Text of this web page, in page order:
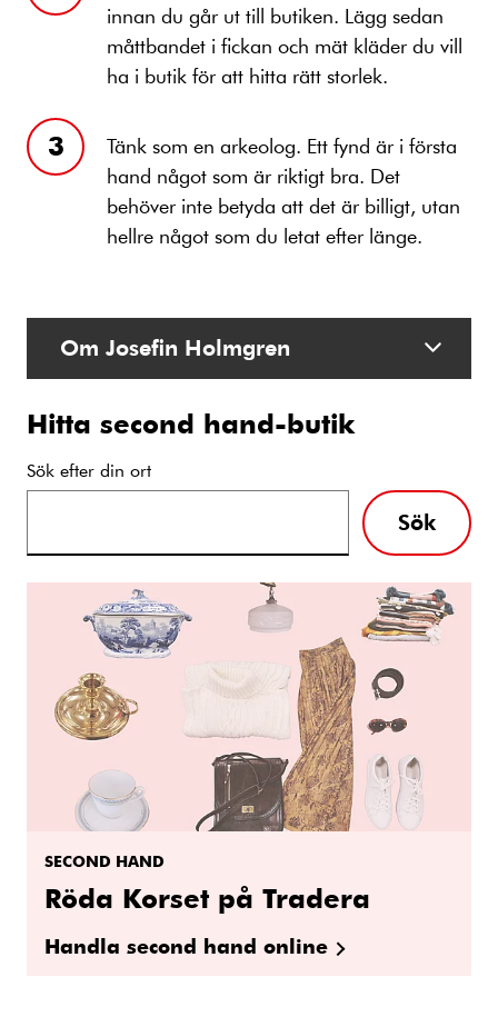
innan du går ut till butiken. Lägg sedan
måttbandet i fickan och mät kläder du vill
ha i butik för att hitta rätt storlek.
Tänk som en arkeolog. Ett fynd är i första
hand något som är riktigt bra. Det
behöver inte betyda att det är billigt, utan
hellre något som du letat efter länge.
Om Josefin Holmgren
Hitta second hand-butik
Sök efter din ort
Sök
SECOND HAND
Röda Korset på Tradera
Handla second hand online